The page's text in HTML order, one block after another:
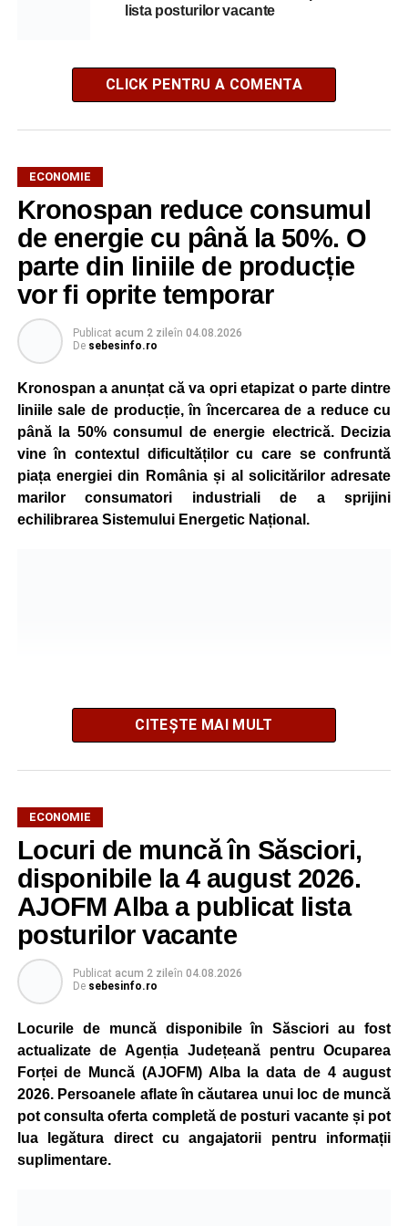
lista posturilor vacante
CLICK PENTRU A COMENTA
ECONOMIE
Kronospan reduce consumul
de energie cu până la 50%. O
parte din liniile de producție
vor fi oprite temporar
Publicat acum 2 zileîn 04.08.2026
De sebesinfo.ro
Kronospan a anunțat că va opri etapizat o parte dintre
liniile sale de producție, în încercarea de a reduce cu
până la 50% consumul de energie electrică. Decizia
vine în contextul dificultăților cu care se confruntă
piața energiei din România și al solicitărilor adresate
marilor consumatori industriali de a sprijini
echilibrarea Sistemului Energetic Național.
Potrivit unui comunicat al companiei, măsura va fi aplicată
gradual, în funcție de necesitățile sistemului energetic.
Reprezentanții Kronospan precizează că evoluția situației
este monitorizată permanent, iar activitatea va reveni la
capacitate normală imediat ce condițiile vor permite.
Compania dă asigurări că oprirea temporară a unor linii
de producție nu va afecta livrările către clienți.
Kronospan se numără printre cei mai mari consumatori de
energie electrică din România. O parte din necesarul
energetic este acoperită prin producția proprie de energie,
realizată cu ajutorul panourilor fotovoltaice și al unităților
de cogenerare.
Reprezentanții companiei afirmă că vor continua
colaborarea cu autoritățile și operatorii din domeniul
energetic pentru a contribui la depășirea perioadei dificile
CITEȘTE MAI MULT
ECONOMIE
Locuri de muncă în Săsciori,
disponibile la 4 august 2026.
AJOFM Alba a publicat lista
posturilor vacante
Publicat acum 2 zileîn 04.08.2026
De sebesinfo.ro
Locurile de muncă disponibile în Săsciori au fost
actualizate de Agenția Județeană pentru Ocuparea
Forței de Muncă (AJOFM) Alba la data de 4 august
2026. Persoanele aflate în căutarea unui loc de muncă
pot consulta oferta completă de posturi vacante și pot
lua legătura direct cu angajatorii pentru informații
suplimentare.